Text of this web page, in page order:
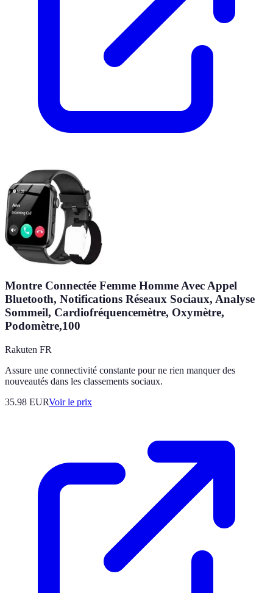
Montre Connectée Femme Homme Avec Appel
Bluetooth, Notifications Réseaux Sociaux, Analyse
Sommeil, Cardiofréquencemètre, Oxymètre,
Podomètre,100
Rakuten FR
Assure une connectivité constante pour ne rien manquer des
nouveautés dans les classements sociaux.
35.98 EURVoir le prix